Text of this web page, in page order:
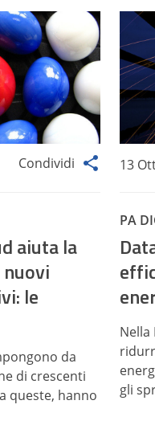
Condividi 13
aiuta la
nuovi
le
da
di crescenti
queste, hanno
PA
Nella
gli